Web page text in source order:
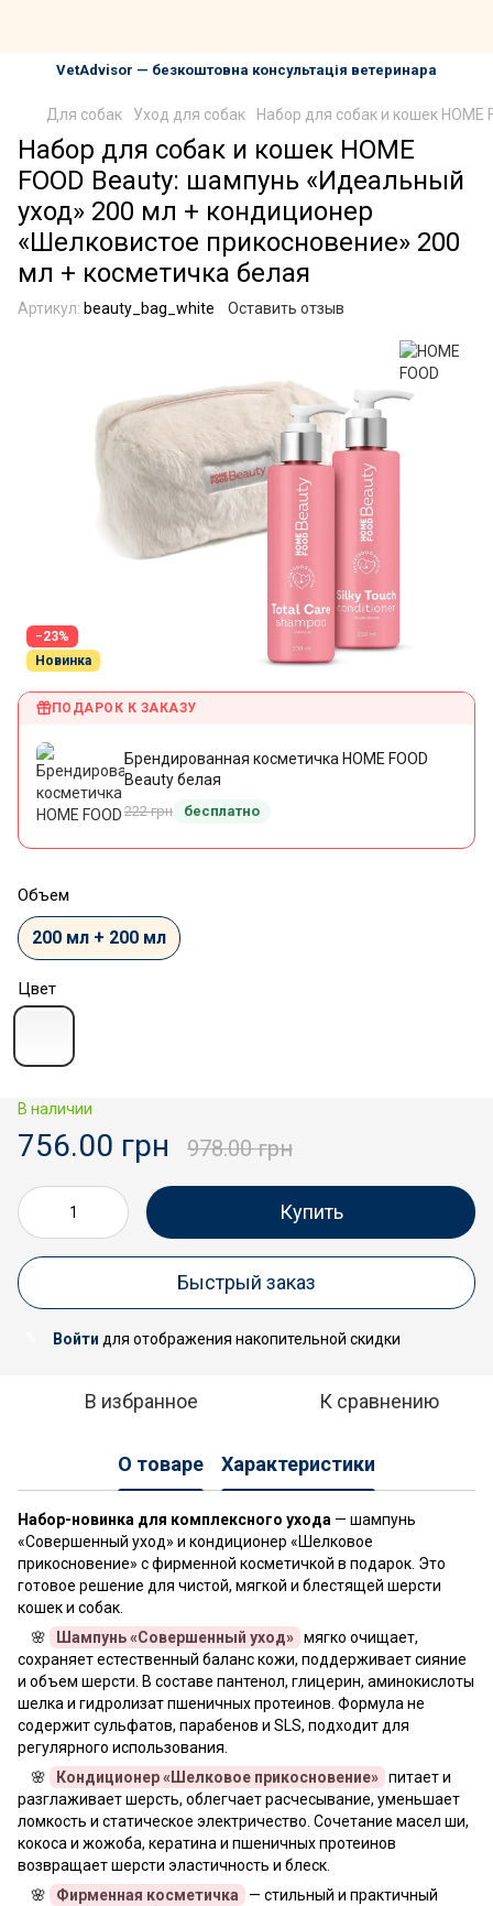
VetAdvisor — безкоштовна консультація ветеринара
Для собак Уход для собак Набор для собак и кошек
Набор для собак и кошек HOME
FOOD Beauty: шампунь «Идеальный
уход» 200 мл + кондиционер
«Шелковистое прикосновение» 200
мл + косметичка белая
Артикул: beauty_bag_white Оставить отзыв
−23%
Новинка
ПОДАРОК К ЗАКАЗУ
Брендированная косметичка HOME FOOD
Beauty белая
222 грн бесплатно
Объем
200 мл + 200 мл
Цвет
В наличии
756.00 грн 978.00 грн
Купить
Быстрый заказ
Войти для отображения накопительной скидки
В избранное К сравнению
О товаре Характеристики
Набор-новинка для комплексного ухода — шампунь
«Совершенный уход» и кондиционер «Шелковое
прикосновение» с фирменной косметичкой в подарок. Это
готовое решение для чистой, мягкой и блестящей шерсти
кошек и собак.
🌸
Шампунь «Совершенный уход» мягко очищает,
сохраняет естественный баланс кожи, поддерживает сияние
и объем шерсти. В составе пантенол, глицерин, аминокислоты
шелка и гидролизат пшеничных протеинов. Формула не
содержит сульфатов, парабенов и SLS, подходит для
регулярного использования.
🌸
Кондиционер «Шелковое прикосновение» питает и
разглаживает шерсть, облегчает расчесывание, уменьшает
ломкость и статическое электричество. Сочетание масел ши,
кокоса и жожоба, кератина и пшеничных протеинов
возвращает шерсти эластичность и блеск.
🌸
Фирменная косметичка
— стильный и практичный